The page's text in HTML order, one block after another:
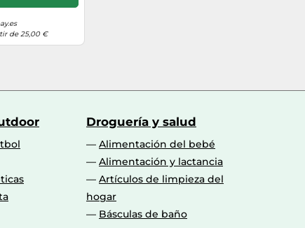
de 25,00 €
Droguería y salud
Alimentación del bebé
Alimentación y lactancia
Artículos de limpieza del
hogar
Básculas de baño